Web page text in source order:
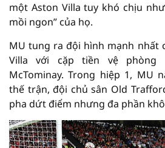
một Aston Villa tuy khó chịu
mồi ngon” của họ.
MU tung ra đội hình mạnh nhất
Villa với cặp tiền vệ phòng
McTominay. Trong hiệp 1, MU
thế trận, đội chủ sân Old
pha dứt điểm nhưng đa phần